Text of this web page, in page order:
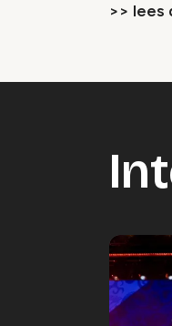
>> lees